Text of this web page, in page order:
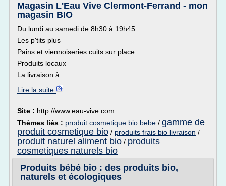
Magasin L'Eau Vive Clermont-Ferrand - mon
magasin BIO
Du lundi au samedi de 8h30 à 19h45
Les p'tits plus
Pains et viennoiseries cuits sur place
Produits locaux
La livraison à...
Lire la suite
Site : http://www.eau-vive.com
Thèmes liés : produit cosmetique bio bebe / gamme de
produit cosmetique bio / produits frais bio livraison /
produit naturel aliment bio / produits
cosmetiques naturels bio
Produits bébé bio : des produits bio,
naturels et écologiques